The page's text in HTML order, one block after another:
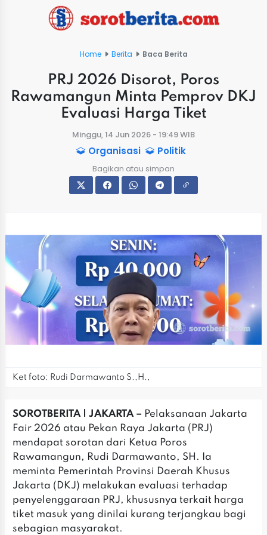
Home Berita Baca Berita
PRJ 2026 Disorot, Poros
Rawamangun Minta Pemprov DKJ
Evaluasi Harga Tiket
Minggu, 14 Jun 2026 - 19:49 WIB
Organisasi Politik
Bagikan atau simpan
Ket foto: Rudi Darmawanto S.,H.,
‎SOROTBERITA | JAKARTA – Pelaksanaan Jakarta
Fair 2026 atau Pekan Raya Jakarta (PRJ)
mendapat sorotan dari Ketua Poros
Rawamangun, Rudi Darmawanto, SH. Ia
meminta Pemerintah Provinsi Daerah Khusus
Jakarta (DKJ) melakukan evaluasi terhadap
penyelenggaraan PRJ, khususnya terkait harga
tiket masuk yang dinilai kurang terjangkau bagi
sebagian masyarakat.